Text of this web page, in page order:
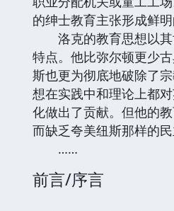
的绅士教育主张形成鲜明
洛克的教育思想以其
特点。他比弥尔顿更少
斯也更为彻底地破除了
想在实践中和理论上都
化做出了贡献。但他的
而缺乏夸美纽斯那样的民
……
前言/序言